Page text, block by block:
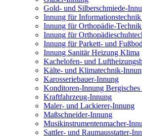
Gold- und Silberschmiede-
Innung für
Innung für Orthopädie-
Innung für
Innung für Parkett- und
Innung Sanitär Heizung Klima
Kachelofen- und
Kälte- und Klimatechnik-
Karosseriebauer-Innung
Konditoren-Innung
Kraftfahrzeug-Innung
Maler- und Lackierer-Innung
Maßschneider-Innung
Musikinstrumentenmacher-
Sattler- und Raumausstatter-